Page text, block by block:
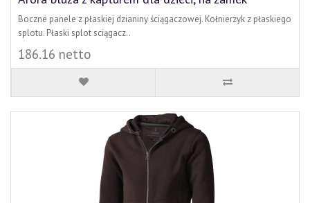
Boczne panele z płaskiej dzianiny ściągaczowej. Kołnierzyk z płaskiego
splotu. Płaski splot sciągacz..
186.16 netto